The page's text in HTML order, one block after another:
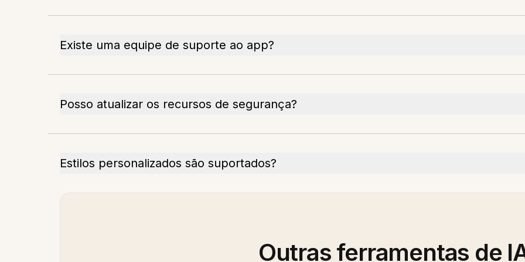
Existe uma equipe de suporte ao app?
Posso atualizar os recursos de segurança?
Estilos personalizados são suportados?
Outras ferramentas de